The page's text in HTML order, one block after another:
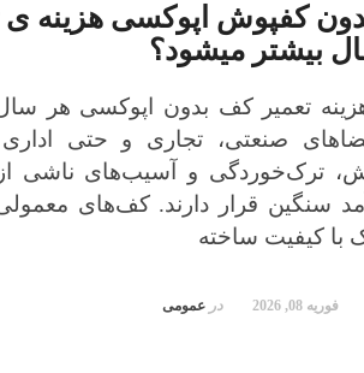
کفپوش اپوکسی هزینه
بیشتر میشود؟
تعمیر کف بدون اپوکسی هر
صنعتی، تجاری و حتی
ترک‌خوردگی و آسیب‌های ناشی
سنگین قرار دارند. کف‌های
با کیفیت ساخته
فوریه 08, 2026 در عمومی